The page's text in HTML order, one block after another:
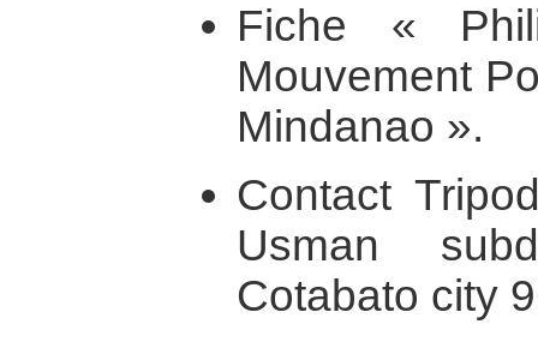
Fiche «
Mouvement
Mindanao ».
Contact
Usman
Cotabato city